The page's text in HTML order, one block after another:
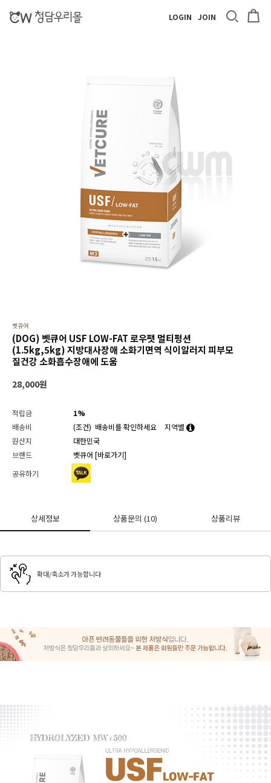
LOGIN JOIN
벳큐어
(DOG) 벳큐어 USF LOW-FAT 로우팻 멀티펑션
(1.5kg,5kg) 지방대사장애 소화기면역 식이알러지 피부모
질건강 소화흡수장애에 도움
28,000원
적립금
1%
배송비
(조건) 배송비를 확인하세요
지역별
원산지
대한민국
브랜드
벳큐어 [바로가기]
공유하기
상세정보 상품문의(10) 상품리뷰
확대/축소가 가능합니다